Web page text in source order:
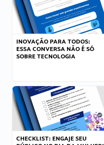
INOVAÇÃO PARA TODOS:
ESSA CONVERSA NÃO É SÓ
SOBRE TECNOLOGIA
CHECKLIST: ENGAJE SEU